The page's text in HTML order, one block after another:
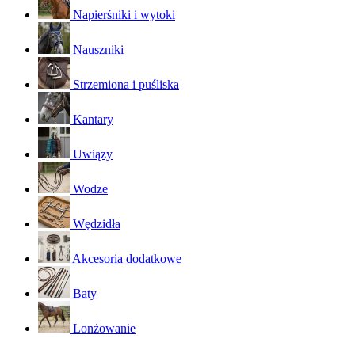
Napierśniki i wytoki
Nauszniki
Strzemiona i puśliska
Kantary
Uwiązy
Wodze
Wędzidła
Akcesoria dodatkowe
Baty
Lonżowanie